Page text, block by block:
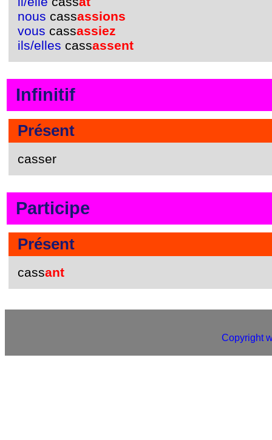
nous cassassions
vous cassassiez
ils/elles cassassent
Infinitif
Présent
casser
Participe
Présent
cassant
Copyright